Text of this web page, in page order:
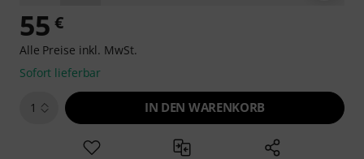
55 €
Alle Preise inkl. MwSt.
Sofort lieferbar
1 IN DEN WARENKORB